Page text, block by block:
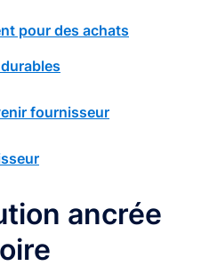
pour des achats
fournisseur
ancrée